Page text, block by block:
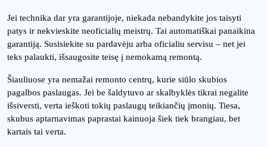
Jei technika dar yra garantijoje, niekada nebandykite jos taisyti
patys ir nekvieskite neoficialių meistrų. Tai automatiškai panaikina
garantiją. Susisiekite su pardavėju arba oficialiu servisu – net jei
teks palaukti, išsaugosite teisę į nemokamą remontą.
Šiauliuose yra nemažai remonto centrų, kurie siūlo skubios
pagalbos paslaugas. Jei be šaldytuvo ar skalbyklės tikrai negalite
išsiversti, verta ieškoti tokių paslaugų teikiančių įmonių. Tiesa,
skubus aptarnavimas paprastai kainuoja šiek tiek brangiau, bet
kartais tai verta.